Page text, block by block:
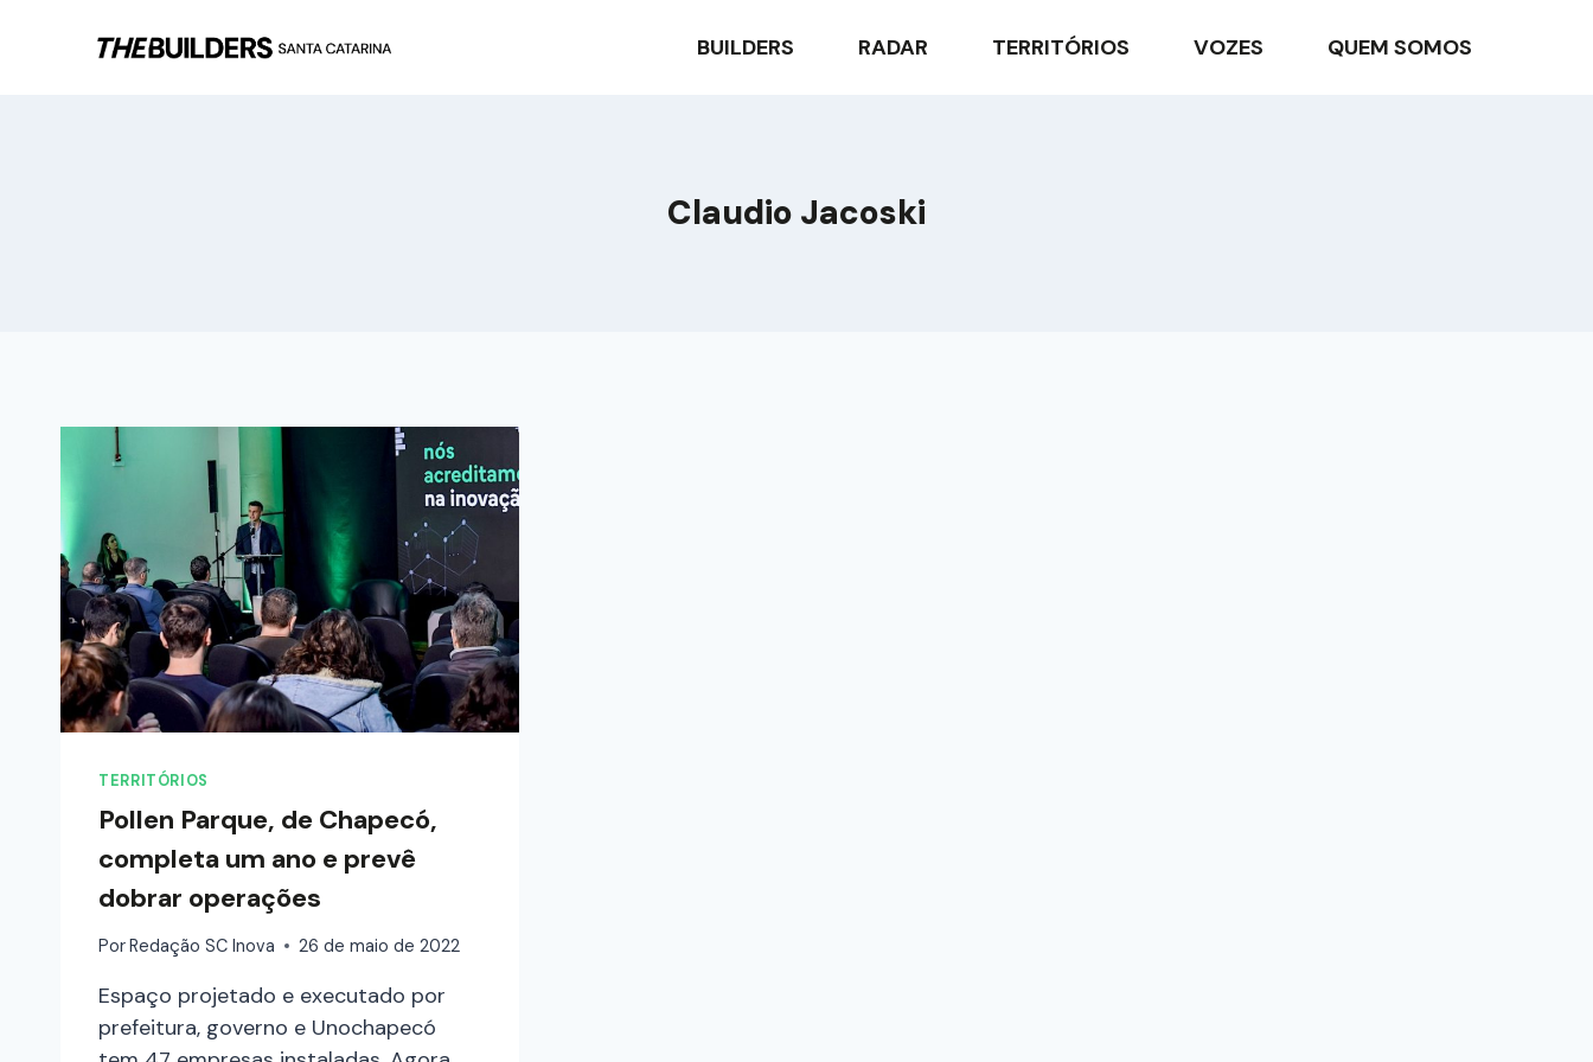
BUILDERS RADAR TERRITÓRIOS VOZES QUEM SOMOS
Claudio Jacoski
TERRITÓRIOS
Pollen Parque, de Chapecó,
completa um ano e prevê
dobrar operações
PorRedação SC Inova 26 de maio de 2022
Espaço projetado e executado por
prefeitura, governo e Unochapecó